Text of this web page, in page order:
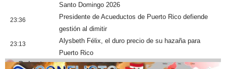
Santo Domingo 2026
23:36
Presidente de Acueductos de Puerto Rico defiende
gestión al dimitir
23:13
Alysbeth Félix, el duro precio de su hazaña para
Puerto Rico
Cobertura